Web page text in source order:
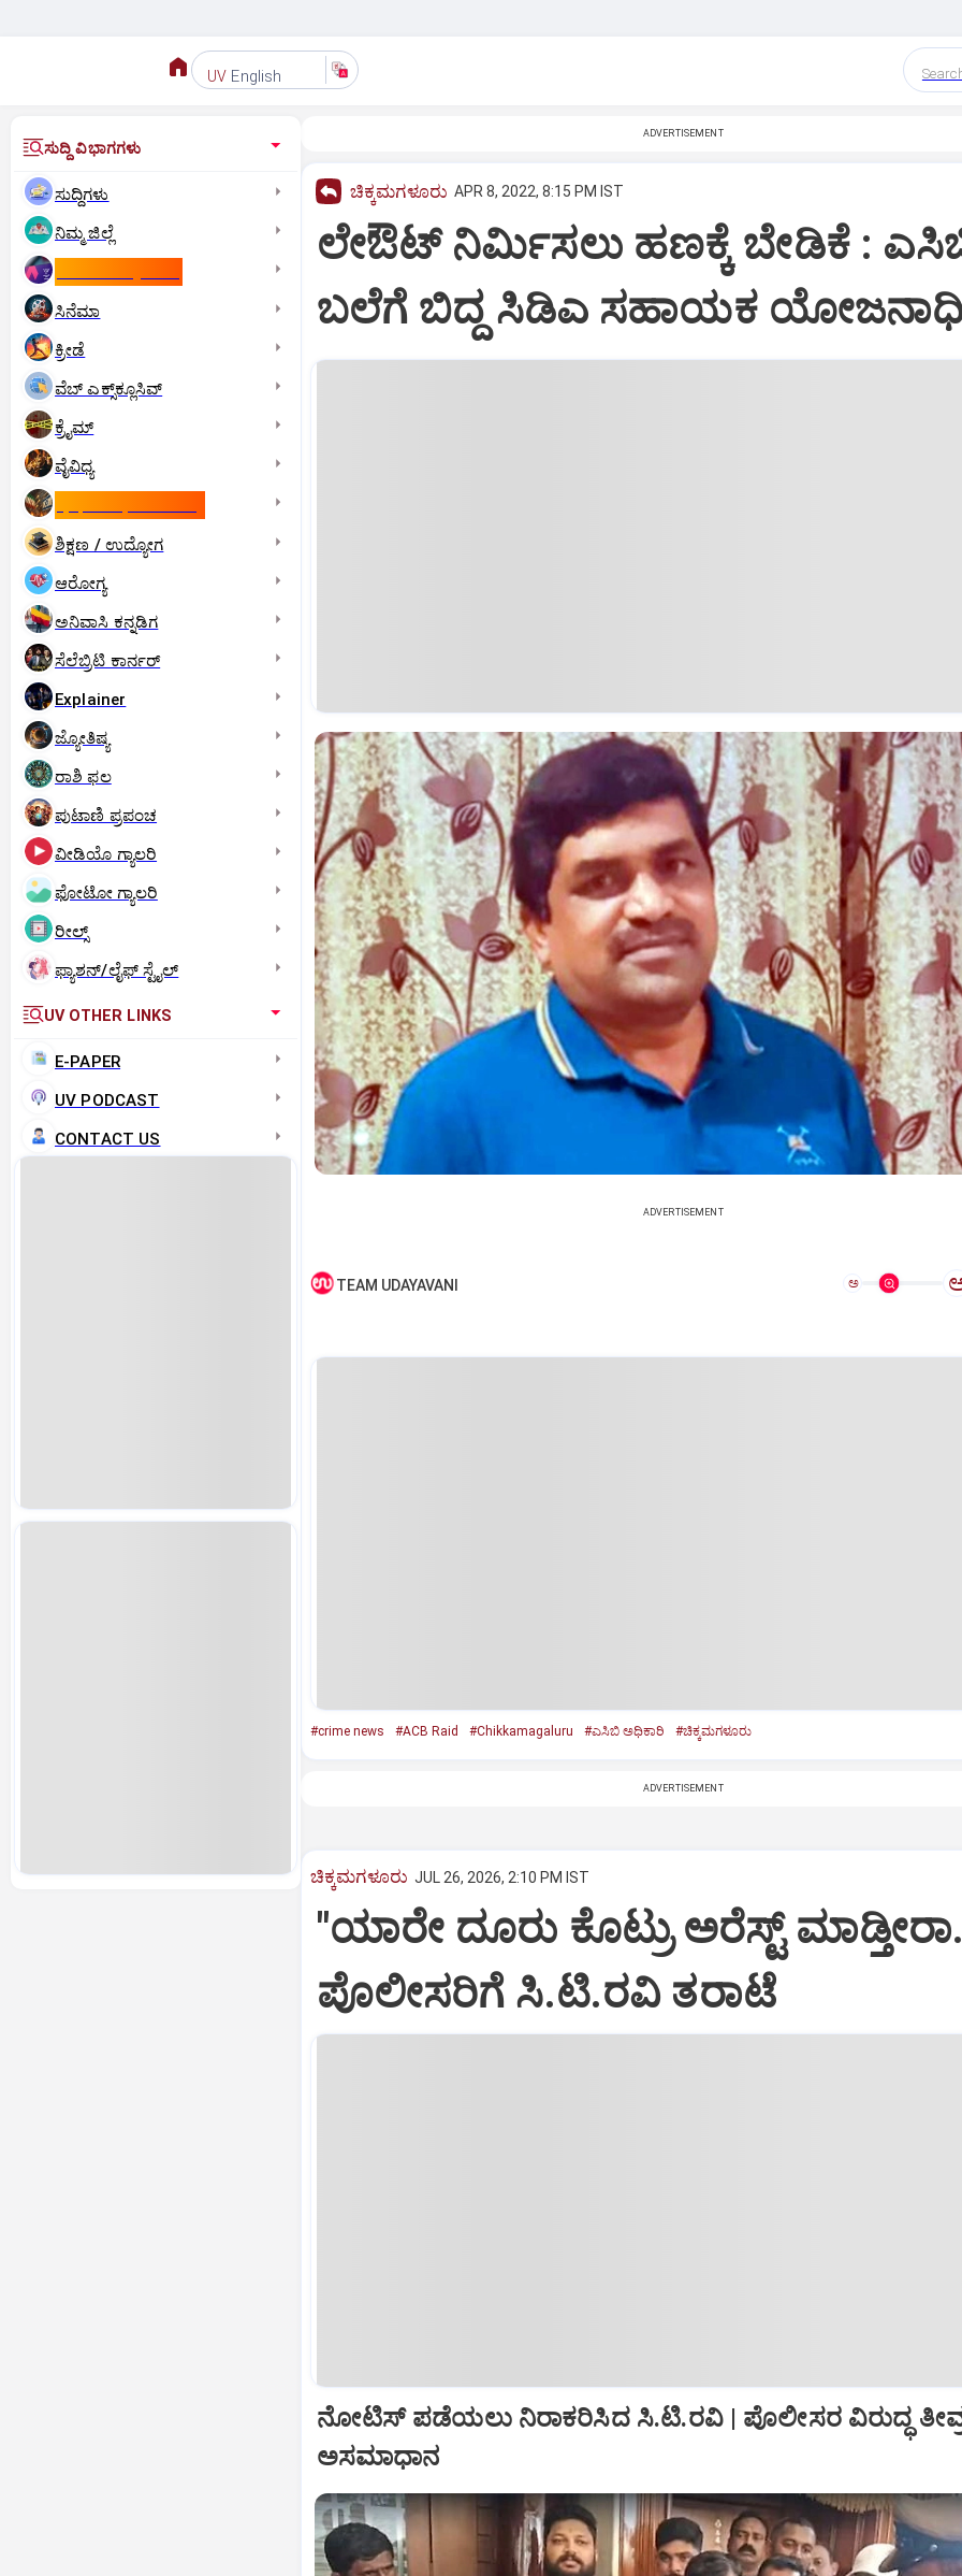
UV English
ಸುದ್ದಿ ವಿಭಾಗಗಳು
ಸುದ್ದಿಗಳು
ನಿಮ್ಮ ಜಿಲ್ಲೆ
ಸಿನೆಮಾ
ಕ್ರೀಡೆ
ವೆಬ್ ಎಕ್ಸ್‌ಕ್ಲೂಸಿವ್
ಕ್ರೈಮ್
ವೈವಿಧ್ಯ
ಶಿಕ್ಷಣ / ಉದ್ಯೋಗ
ಆರೋಗ್ಯ
ಅನಿವಾಸಿ ಕನ್ನಡಿಗ
ಸೆಲೆಬ್ರಿಟಿ ಕಾರ್ನರ್‌
Explainer
ಜ್ಯೋತಿಷ್ಯ
ರಾಶಿ ಫಲ
ಪುಟಾಣಿ ಪ್ರಪಂಚ
ವೀಡಿಯೊ ಗ್ಯಾಲರಿ
ಫೋಟೋ ಗ್ಯಾಲರಿ
ರೀಲ್ಸ್
ಫ್ಯಾಶನ್/ಲೈಫ್‌ ಸ್ಟೈಲ್
UV OTHER LINKS
E-PAPER
UV PODCAST
CONTACT US
ADVERTISEMENT
ಚಿಕ್ಕಮಗಳೂರು APR 8, 2022, 8:15 PM IST
ಲೇಔಟ್ ನಿರ್ಮಿಸಲು ಹಣಕ್ಕೆ ಬೇಡಿಕೆ :
ಬಲೆಗೆ ಬಿದ್ದ ಸಿಡಿಎ ಸಹಾಯಕ
ADVERTISEMENT
TEAM UDAYAVANI ಅ
#crime news #ACB Raid #Chikkamagaluru #ಎಸಿಬಿ ಅಧಿಕಾರಿ #ಚಿಕ್ಕಮಗಳೂರು
ADVERTISEMENT
ಚಿಕ್ಕಮಗಳೂರು JUL 26, 2026, 2:10 PM IST
"ಯಾರೇ‌ ದೂರು ಕೊಟ್ರು ಅರೆಸ್ಟ್
ಪೊಲೀಸರಿಗೆ ಸಿ.ಟಿ.ರವಿ ತರಾಟೆ
ನೋಟಿಸ್‌ ಪಡೆಯಲು ನಿರಾಕರಿಸಿದ ಸಿ.ಟಿ.ರವಿ | ಪೊಲೀಸರ ವಿರುದ್ಧ
ಅಸಮಾಧಾನ